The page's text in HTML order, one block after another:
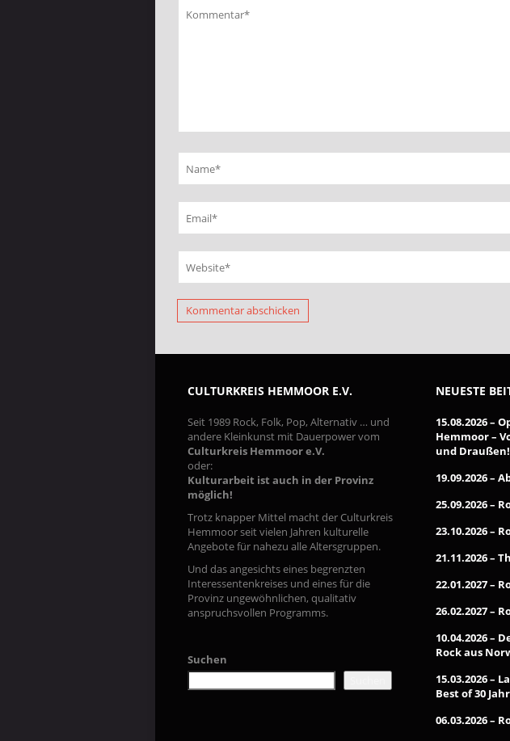
CULTURKREIS HEMMOOR E.V.
Seit 1989 Rock, Folk, Pop, Alternativ … und
andere Kleinkunst mit Dauerpower vom
Culturkreis Hemmoor e.V.
oder:
Kulturarbeit ist auch in der Provinz
möglich!
Trotz knapper Mittel macht der Culturkreis
Hemmoor seit vielen Jahren kulturelle
Angebote für nahezu alle Altersgruppen.
Und das angesichts eines begrenzten
Interessentenkreises und eines für die
Provinz ungewöhnlichen, qualitativ
anspruchsvollen Programms.
Suchen
NEUESTE
15.08.2026 –
Hemmoor –
und Draußen!
19.09.2026 –
25.09.2026 –
23.10.2026 –
21.11.2026 –
22.01.2027 –
26.02.2027 –
10.04.2026 –
Rock aus
15.03.2026 –
Best of 30
06.03.2026 –